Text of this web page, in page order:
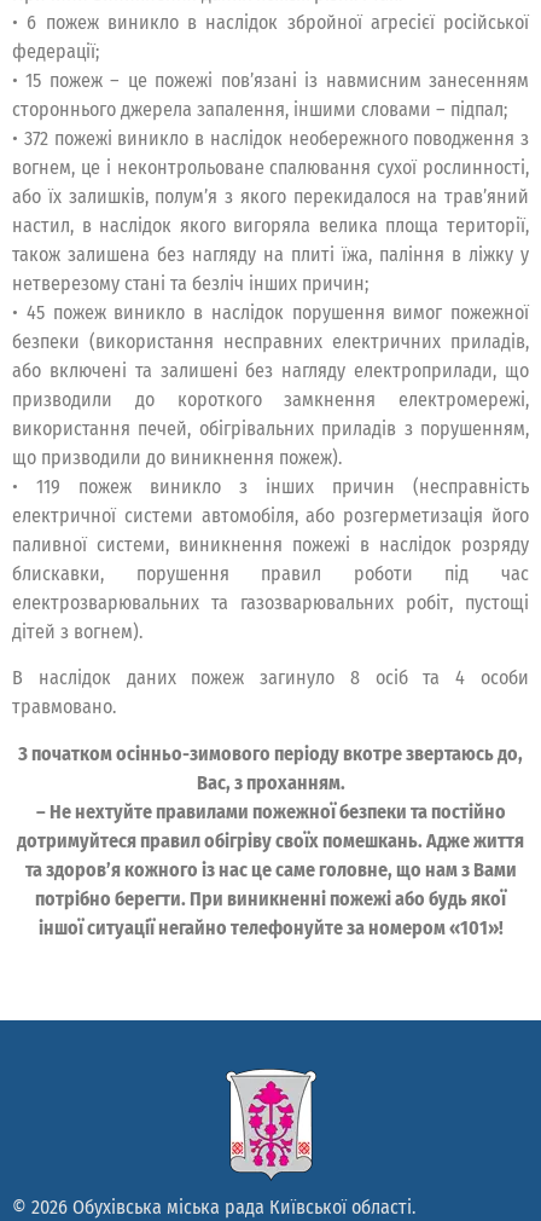
• 6 пожеж виникло в наслідок збройної агресієї російської
федерації;
• 15 пожеж – це пожежі пов’язані із навмисним занесенням
стороннього джерела запалення, іншими словами – підпал;
• 372 пожежі виникло в наслідок необережного поводження з
вогнем, це і неконтрольоване спалювання сухої рослинності,
або їх залишків, полум’я з якого перекидалося на трав’яний
настил, в наслідок якого вигоряла велика площа території,
також залишена без нагляду на плиті їжа, паління в ліжку у
нетверезому стані та безліч інших причин;
• 45 пожеж виникло в наслідок порушення вимог пожежної
безпеки (використання несправних електричних приладів,
або включені та залишені без нагляду електроприлади, що
призводили до короткого замкнення електромережі,
використання печей, обігрівальних приладів з порушенням,
що призводили до виникнення пожеж).
• 119 пожеж виникло з інших причин (несправність
електричної системи автомобіля, або розгерметизація його
паливної системи, виникнення пожежі в наслідок розряду
блискавки, порушення правил роботи під час
електрозварювальних та газозварювальних робіт, пустощі
дітей з вогнем).
В наслідок даних пожеж загинуло 8 осіб та 4 особи
травмовано.
З початком осінньо-зимового періоду вкотре звертаюсь до,
Вас, з проханням.
– Не нехтуйте правилами пожежної безпеки та постійно
дотримуйтеся правил обігріву своїх помешкань. Адже життя
та здоров’я кожного із нас це саме головне, що нам з Вами
потрібно берегти. При виникненні пожежі або будь якої
іншої ситуації негайно телефонуйте за номером «101»!
© 2026 Обухівська міська рада Київської області.